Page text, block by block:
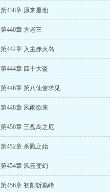
第438章 原来是他
第440章 方老三
第442章 入主赤火岛
第444章 四十大盗
第446章 第八仙使求见
第448章 风雨欲来
第450章 三盘岛之厄
第452章 杀戮之始
第454章 风云变幻
第456章 初阳斩巅峰